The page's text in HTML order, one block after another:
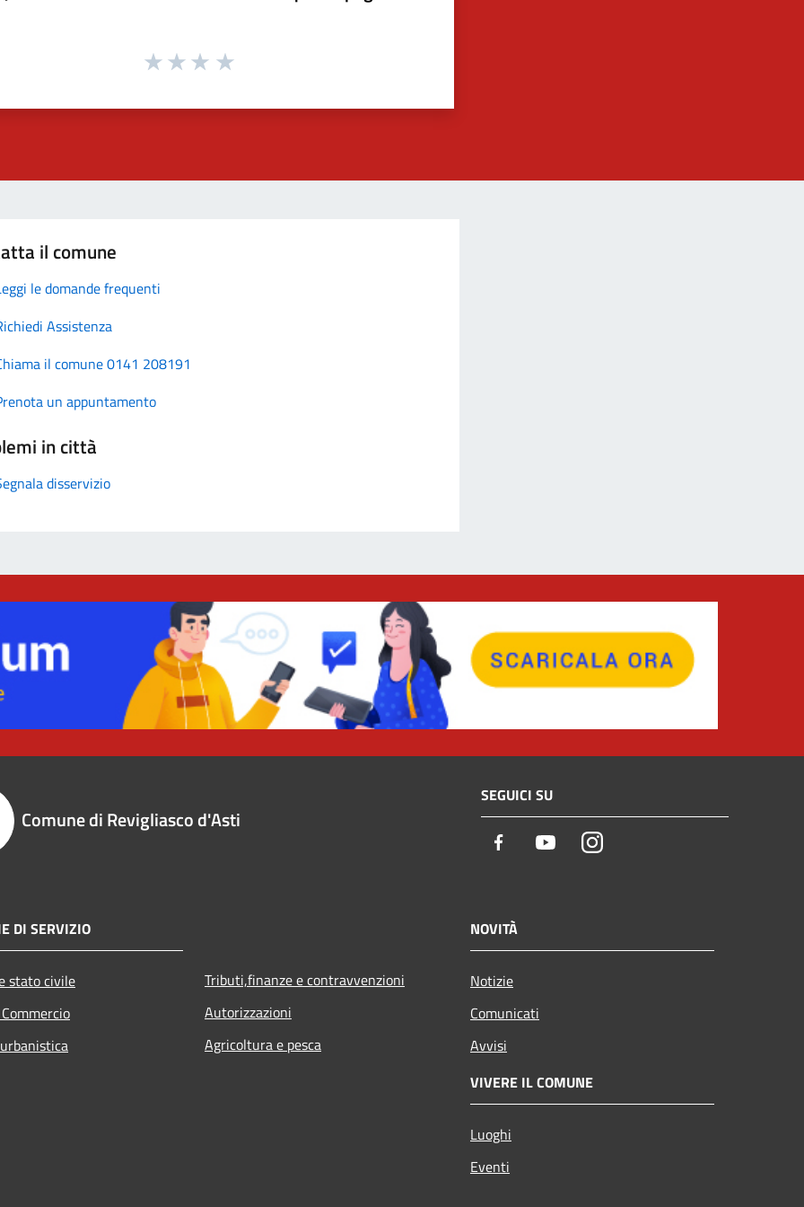
il comune
le domande frequenti
Assistenza
il comune 0141 208191
un appuntamento
in città
disservizio
Comune di Revigliasco d'Asti
SEGUICI SU
Facebook YoutubeInstagram
DI SERVIZIO
stato civile
Tributi,finanze e contravvenzioni
Autorizzazioni
Agricoltura e pesca
NOVITÀ
Notizie
Comunicati
Avvisi
VIVERE IL COMUNE
Luoghi
Eventi